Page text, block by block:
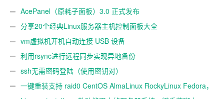
AcePanel（原耗子面板）3.0 正式发布
分享20个经典Linux服务器主机控制面板大全
vm虚拟机开机自动连接 USB 设备
利用rsync进行远程同步实现异地备份
ssh无需密码登陆（使用密钥对）
一键重装支持 raid0 CentOS AlmaLinux RockyLinux Fedora，